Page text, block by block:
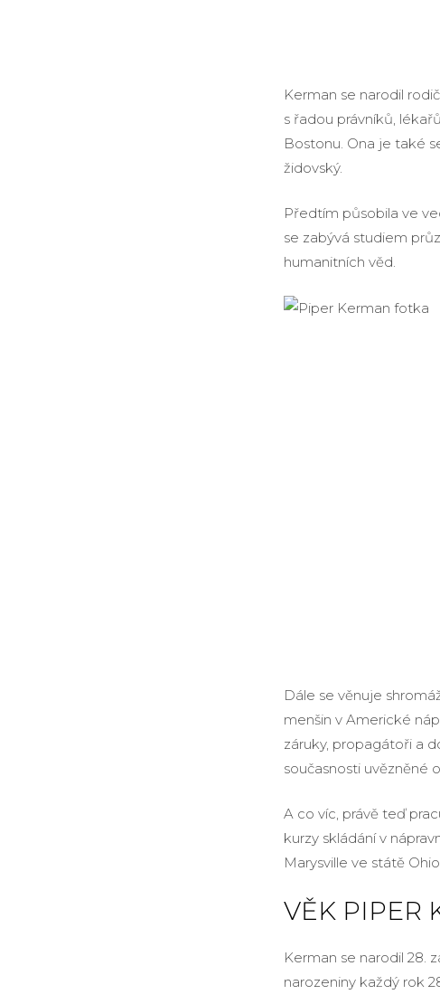
Kerman se narodil
s řadou právníků,
Bostonu. Ona je také
židovský.
Předtím působila ve
se zabývá studiem
humanitních věd.
Dále se věnuje
menšin v Americké
záruky, propagátoři a
současnosti uvězněné
A co víc, právě teď
kurzy skládání v
Marysville ve státě Ohio.
VĚK PIPER
Kerman se narodil 28.
narozeniny každý rok